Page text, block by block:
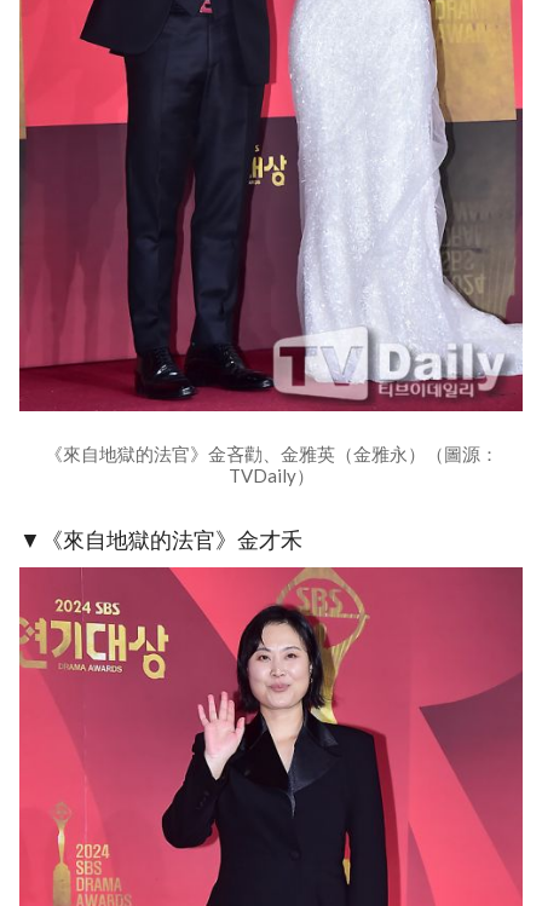
《來自地獄的法官》金吝勸、金雅英（金雅永）（圖源：
TVDaily）
▼《來自地獄的法官》金才禾